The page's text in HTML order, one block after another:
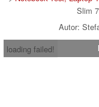
Slim
Autor:
loading failed!